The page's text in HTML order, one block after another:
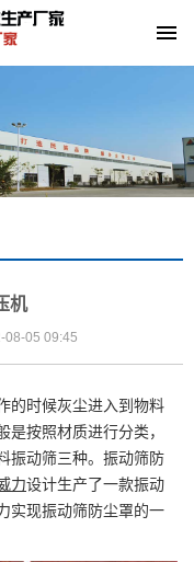
机
08-05 09:45
的时候灰尘进入到物料
按照材质进行分类，
振动筛三种。振动筛防
力设计生产了一款振动
实现振动筛防尘罩的一